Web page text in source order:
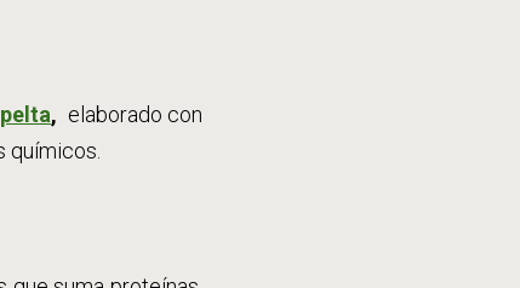
, elaborado con
químicos.